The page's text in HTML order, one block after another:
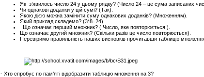
Як з’явилось число 24 у цьому рядку? (Число 24 – це сума записаних
Чи однакові доданки у цій сумі? (Так).
Якою дією можна замінити суму однакових доданків? (Множенням).
Який приклад складемо? (3*8=24)
Що означає перший множник? ( Число, яке повторюється ).
Що означає другий множник? (Скільки разів це число повторюється).
Перевіримо правильність наших висновків прочитавши таблицю
- Хто спробує по пам’яті відобразити таблицю множення на 3?